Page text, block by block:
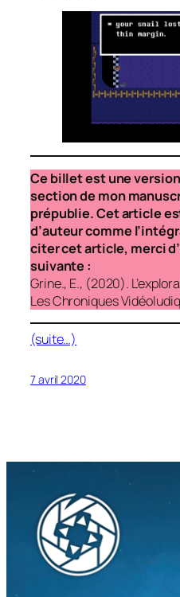
Ce billet est une
section de mon
prépublie. Cet article
d’auteur comme
citer cet article, merci
suivante :
Grine., E., (2020).
Les Chroniques
(suite…)
7 avril 2020